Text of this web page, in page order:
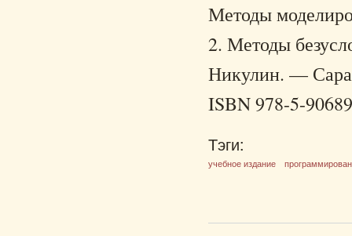
Методы
2. Методы
Никулин. —
ISBN 978-5-
Тэги:
учебное издание